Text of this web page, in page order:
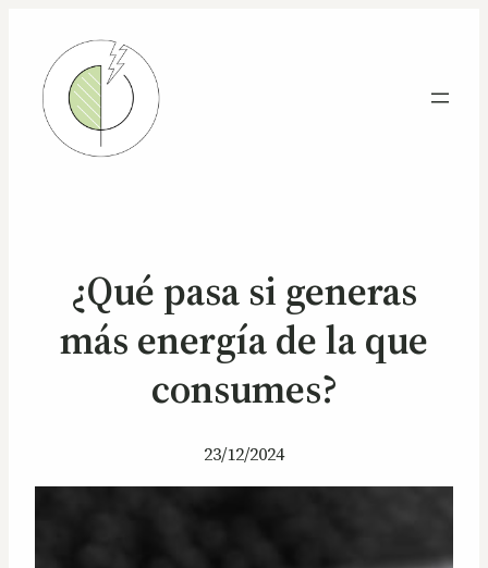
¿Qué pasa si generas
más energía de la que
consumes?
23/12/2024